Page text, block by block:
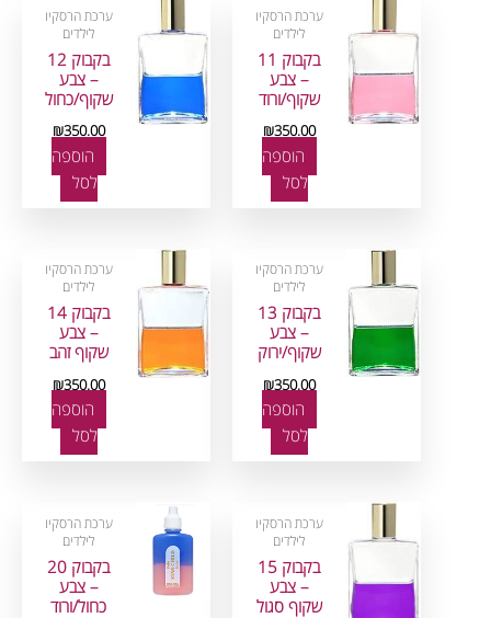
ערכת הרסקיו
לילדים
בקבוק 11
– צבע
שקוף/ורוד
₪350.00
הוספה
לסל
ערכת הרסקיו
לילדים
בקבוק 12
– צבע
שקוף/כחול
₪350.00
הוספה
לסל
ערכת הרסקיו
לילדים
בקבוק 13
– צבע
שקוף/ירוק
₪350.00
הוספה
לסל
ערכת הרסקיו
לילדים
בקבוק 14
– צבע
שקוף זהב
₪350.00
הוספה
לסל
ערכת הרסקיו
לילדים
בקבוק 15
– צבע
שקוף סגול
ערכת הרסקיו
לילדים
בקבוק 20
– צבע
כחול/ורוד